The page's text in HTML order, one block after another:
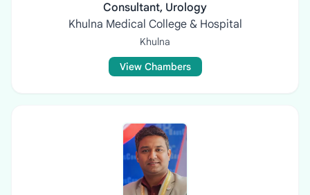
Consultant, Urology
Khulna Medical College & Hospital
Khulna
View Chambers